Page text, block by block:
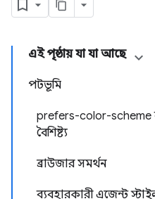
এই পৃষ্ঠায় যা যা আছে
পটভূমি
prefers-color-scheme
বৈশিষ্ট্য
ব্রাউজার সমর্থন
ব্যবহারকারী এজেন্ট